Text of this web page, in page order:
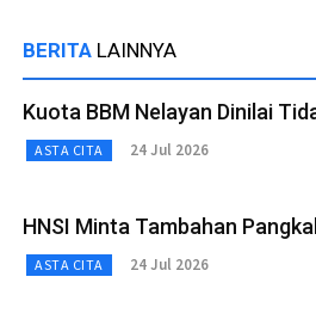
BERITA LAINNYA
Kuota BBM Nelayan Dinilai
ASTA CITA 24 Jul 2026
HNSI Minta Tambahan
ASTA CITA 24 Jul 2026